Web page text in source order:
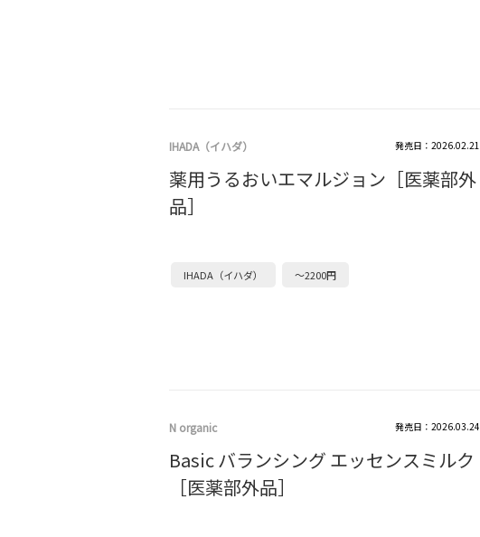
IHADA（イハダ） 発売日：2026.02.21
薬用うるおいエマルジョン［医薬部外
品］
IHADA（イハダ） ～2200円
N organic 発売日：2026.03.24
Basic バランシング エッセンスミルク
［医薬部外品］